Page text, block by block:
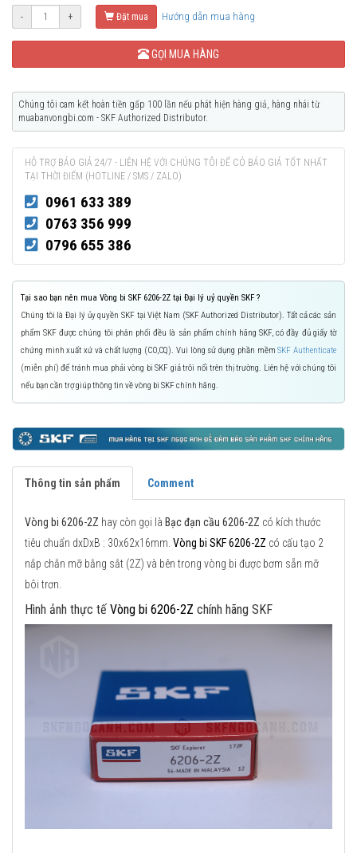
- + Đặt mua Hướng dẫn mua hàng
GỌI MUA HÀNG
Chúng tôi cam kết hoàn tiền gấp 100 lần nếu phát hiện hàng giả, hàng nhái từ
muabanvongbi.com - SKF Authorized Distributor.
HỖ TRỢ BÁO GIÁ 24/7 - LIÊN HỆ VỚI CHÚNG TÔI ĐỂ CÓ BÁO GIÁ TỐT NHẤT
TẠI THỜI ĐIỂM (HOTLINE / SMS / ZALO)
0961 633 389
0763 356 999
0796 655 386
Tại sao bạn nên mua Vòng bi SKF 6206-2Z tại Đại lý uỷ quyền SKF ?
Chúng tôi là Đại lý ủy quyền SKF tại Việt Nam (SKF Authorized Distributor). Tất cả các sản
phẩm SKF được chúng tôi phân phối đều là sản phẩm chính hãng SKF, có đầy đủ giấy tờ
chứng minh xuất xứ và chất lượng (CO,CQ). Vui lòng sử dụng phần mềmSKF Authenticate
(miễn phí) để tránh mua phải vòng bi SKF giả trôi nổi trên thị trường. Liên hệ với chúng tôi
nếu bạn cần trợ giúp thông tin về vòng bi SKF chính hãng.
Thông tin sản phẩm Comment
Vòng bi 6206-2Z hay còn gọi là Bạc đạn cầu 6206-2Z có kích thước
tiêu chuẩn dxDxB : 30x62x16mm. Vòng bi SKF 6206-2Z có cấu tạo 2
nắp chắn mỡ bằng sắt (2Z) và bên trong vòng bi được bơm sẵn mỡ
bôi trơn.
Hình ảnh thực tế Vòng bi 6206-2Z chính hãng SKF